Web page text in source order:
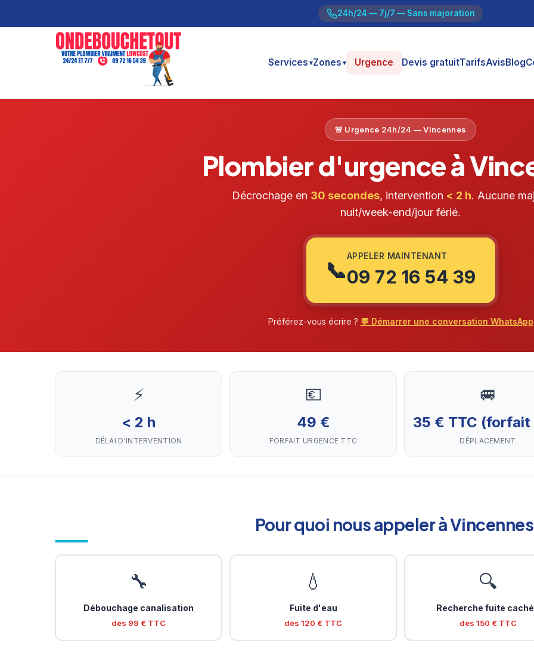
24h/24 — 7j/7 — Sans majoration
Services ▾Zones ▾ Urgence Devis gratuitTarifsAvisBlog
🚨 Urgence 24h/24 — Vincennes
Plombier d'urgence à
Décrochage en 30 secondes, intervention < 2 h. Aucune
nuit/week-end/jour férié.
📞
APPELER MAINTENANT
09 72 16 54 39
Préférez-vous écrire ? 💬 Démarrer une conversation WhatsApp
⚡
< 2 h
DÉLAI D'INTERVENTION
💶
49 €
FORFAIT URGENCE TTC
🚐
35 € TTC (forfait
DÉPLACEMENT
Pour quoi nous appeler à
🔧
Débouchage canalisation
dès 99 € TTC
💧
Fuite d'eau
dès 120 € TTC
🔍
Recherche fuite
dès 150 € TTC